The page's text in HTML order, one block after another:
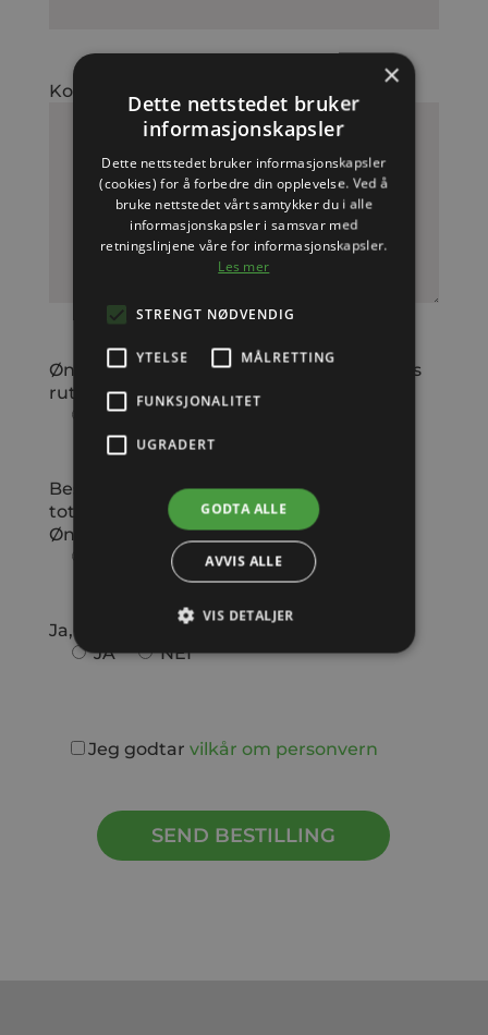
Kommentar
Ønsker du å bestille ferdig oppsatt trådløs
ruter?
JA
NEI
Bestill internett og TV sammen. Få
totalkunderabatt på kr 30 per måned.
Ønsker du å bestille TV i tillegg?
NEI
Ja, takk jeg ønsker å motta nyhetsbrev
JA
NEI
Jeg godtar vilkår om personvern
×
Dette nettstedet bruker
informasjonskapsler
Dette nettstedet bruker informasjonskapsler
(cookies) for å forbedre din opplevelse. Ved å
bruke nettstedet vårt samtykker du i alle
informasjonskapsler i samsvar med
retningslinjene våre for informasjonskapsler.
Les mer
STRENGT NØDVENDIG
YTELSE MÅLRETTING
FUNKSJONALITET
UGRADERT
GODTA ALLE
AVVIS ALLE
VIS DETALJER